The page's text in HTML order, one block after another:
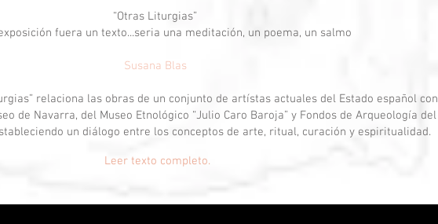
“Otras Liturgias”
fuera un texto...seria una meditación, un poema, un salmo
Susana Blas
relaciona las obras de un conjunto de artístas actuales del Estado español con
de Navarra, del Museo Etnológico “Julio Caro Baroja” y Fondos de Arqueología del
un diálogo entre los conceptos de arte, ritual, curación y espiritualidad.
Leer texto completo.